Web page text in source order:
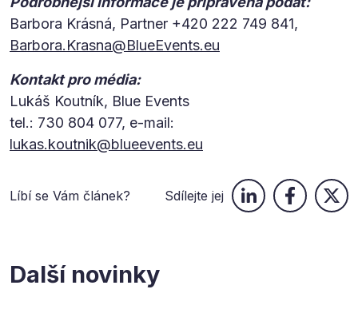
Barbora Krásná, Partner +420 222 749 841,
Barbora.Krasna@BlueEvents.eu
Kontakt pro média:
Lukáš Koutník, Blue Events
tel.: 730 804 077, e-mail:
lukas.koutnik@blueevents.eu
Líbí se Vám článek? Sdílejte jej
Další novinky